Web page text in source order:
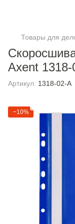
Товары для
Axent
Артикул: 1318-02-A
−10%